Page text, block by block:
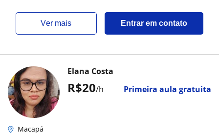
ver mais Entrar em contato
R$20/h Primeira aula gratuita
Elana Costa
Macapá